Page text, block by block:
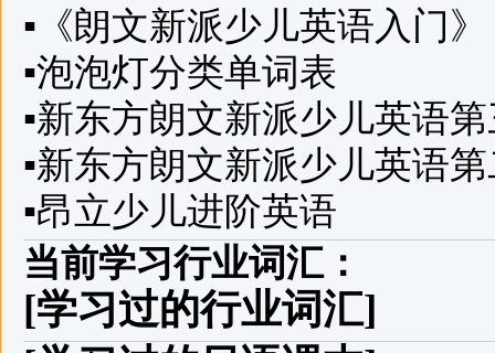
▪ 《朗文新派少儿英语入门》
▪泡泡灯分类单词表
▪新东方朗文新派少儿英语
▪新东方朗文新派少儿英语
▪昂立少儿进阶英语
当前学习行业词汇：
[学习过的行业词汇]